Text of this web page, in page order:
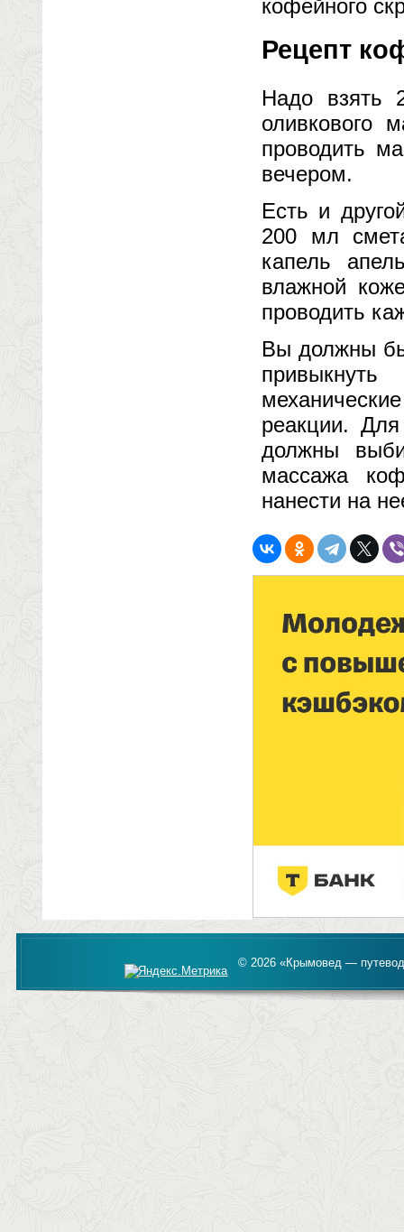
кофейного
Рецепт
Надо взять
оливкового
проводить
вечером.
Есть и
200 мл
капель
влажной
проводить
Вы должны
реакции.
должны
массажа
нанести на
© 2026 «Крымовед —